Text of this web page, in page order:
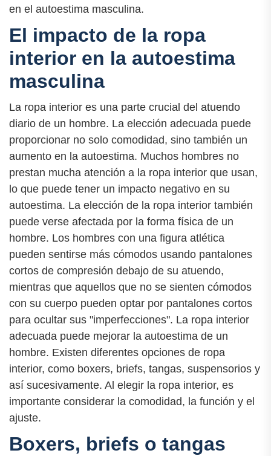
en el autoestima masculina.
El impacto de la ropa
interior en la autoestima
masculina
La ropa interior es una parte crucial del atuendo
diario de un hombre. La elección adecuada puede
proporcionar no solo comodidad, sino también un
aumento en la autoestima. Muchos hombres no
prestan mucha atención a la ropa interior que usan,
lo que puede tener un impacto negativo en su
autoestima. La elección de la ropa interior también
puede verse afectada por la forma física de un
hombre. Los hombres con una figura atlética
pueden sentirse más cómodos usando pantalones
cortos de compresión debajo de su atuendo,
mientras que aquellos que no se sienten cómodos
con su cuerpo pueden optar por pantalones cortos
para ocultar sus "imperfecciones". La ropa interior
adecuada puede mejorar la autoestima de un
hombre. Existen diferentes opciones de ropa
interior, como boxers, briefs, tangas, suspensorios y
así sucesivamente. Al elegir la ropa interior, es
importante considerar la comodidad, la función y el
ajuste.
Boxers, briefs o tangas